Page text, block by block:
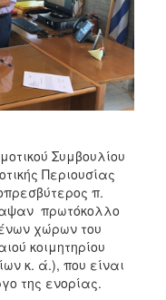
Συμβουλίου
Περιουσίας
π.
πρωτόκολλο
χώρων του
κοιμητηρίου
κ. ά.), που είναι
της ενορίας.